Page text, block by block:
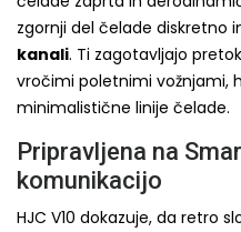
zgornji del čelade diskretno
kanali. Ti zagotavljajo
vročimi poletnimi vožnjami,
minimalistične linije čelade.
Pripravljena na
komunikacijo
HJC V10 dokazuje, da retro